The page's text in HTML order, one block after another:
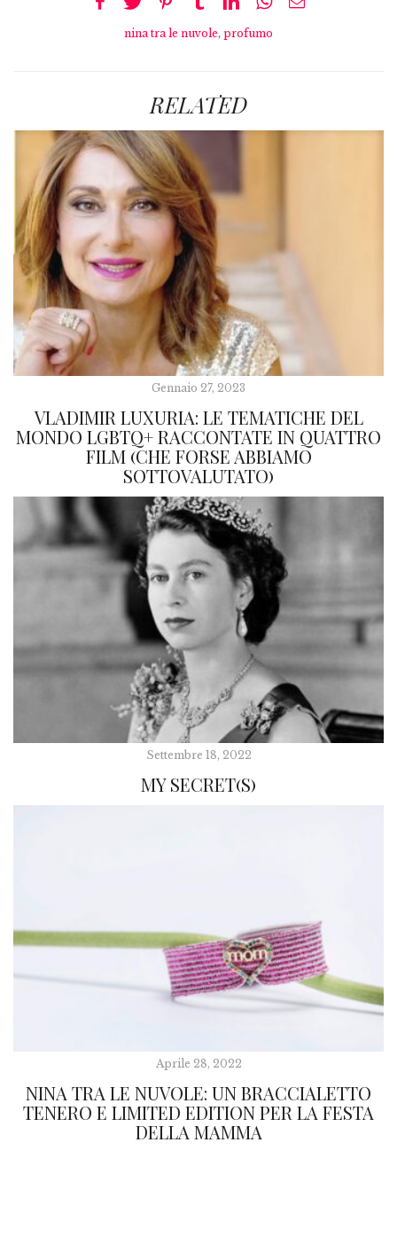
nina tra le nuvole, profumo
RELATED
Gennaio 27, 2023
VLADIMIR LUXURIA: LE TEMATICHE DEL
MONDO LGBTQ+ RACCONTATE IN QUATTRO
FILM (CHE FORSE ABBIAMO
SOTTOVALUTATO)
Settembre 18, 2022
MY SECRET(S)
Aprile 28, 2022
NINA TRA LE NUVOLE: UN BRACCIALETTO
TENERO E LIMITED EDITION PER LA FESTA
DELLA MAMMA